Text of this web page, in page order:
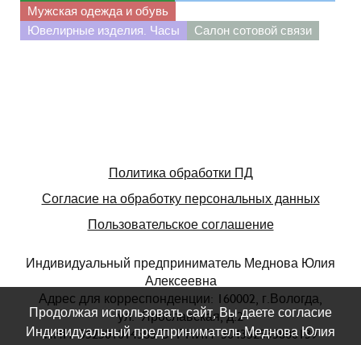
Мужская одежда и обувь
Ювелирные изделия. Часы
Салон сотовой связи
Политика обработки ПД
Согласие на обработку персональных данных
Пользовательское соглашение
Индивидуальный предприниматель Меднова Юлия
Алексеевна
Адрес для корреспонденции: 160002, г.Вологда,
ул. Ярославская, д.2
ИНН 352501014583 ОГРНИП 304352535800139
Продолжая использовать сайт, Вы даете согласие
Индивидуальный предприниматель Меднова Юлия